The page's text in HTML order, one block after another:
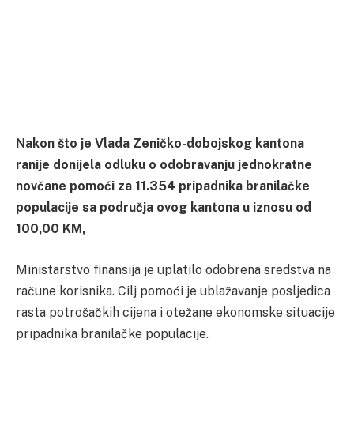
Nakon što je Vlada Zeničko-dobojskog kantona
ranije donijela odluku o odobravanju jednokratne
novčane pomoći za 11.354 pripadnika branilačke
populacije sa područja ovog kantona u iznosu od
100,00 KM,
Ministarstvo finansija je uplatilo odobrena sredstva na
račune korisnika. Cilj pomoći je ublažavanje posljedica
rasta potrošačkih cijena i otežane ekonomske situacije
pripadnika branilačke populacije.